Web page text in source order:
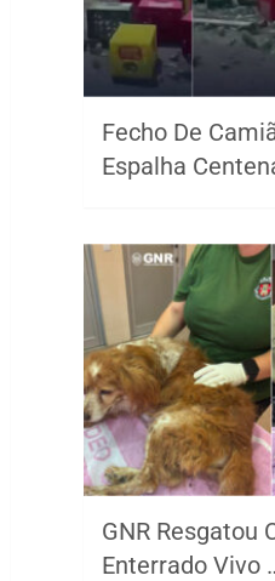
Fecho De
Espalha
GNR Resgatou
Enterrado Vivo